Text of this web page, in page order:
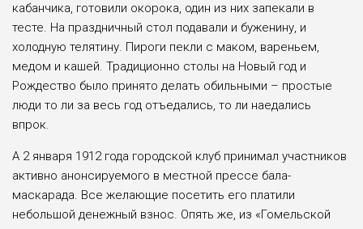
кабанчика, готовили окорока, один из них запекали в
тесте. На праздничный стол подавали и буженину, и
холодную телятину. Пироги пекли с маком, вареньем,
медом и кашей. Традиционно столы на Новый год и
Рождество было принято делать обильными – простые
люди то ли за весь год отъедались, то ли наедались
впрок.
А 2 января 1912 года городской клуб принимал участников
активно анонсируемого в местной прессе бала-
маскарада. Все желающие посетить его платили
небольшой денежный взнос. Опять же, из «Гомельской